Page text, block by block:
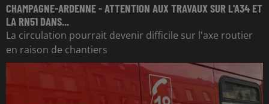
CHAMPAGNE-ARDENNE - ATTENTION AUX TRAVAUX SUR L'A34 ET
LA RN51 DANS...
La circulation pourrait devenir difficile sur l'axe routier
en raison de chantiers